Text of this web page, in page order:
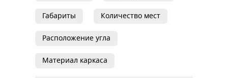
Габариты Количество мест
Расположение угла
Материал каркаса